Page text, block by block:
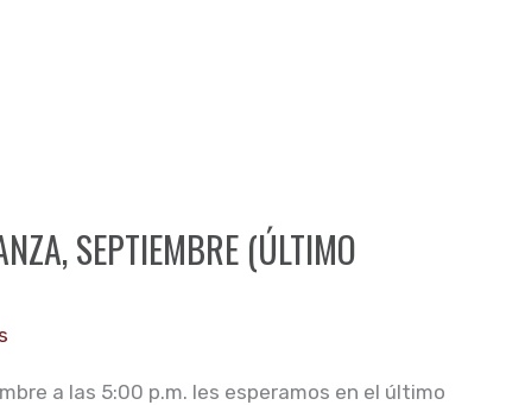
SEPTIEMBRE (ÚLTIMO
a las 5:00 p.m. les esperamos en el último